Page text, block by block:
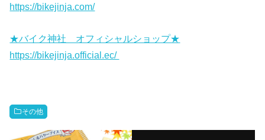
https://bikejinja.com/
★バイク神社 オフィシャルショップ★
https://bikejinja.official.ec/
その他